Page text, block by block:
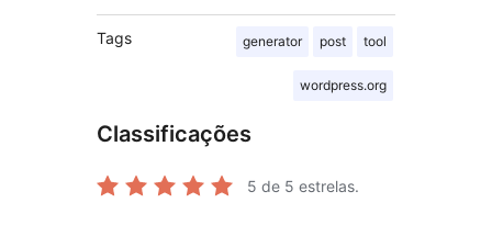
Tags generator post tool
wordpress.org
Classificações
5 de 5 estrelas.